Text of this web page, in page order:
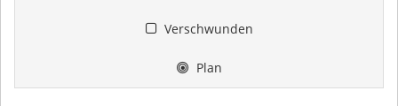
Verschwunden
Plan